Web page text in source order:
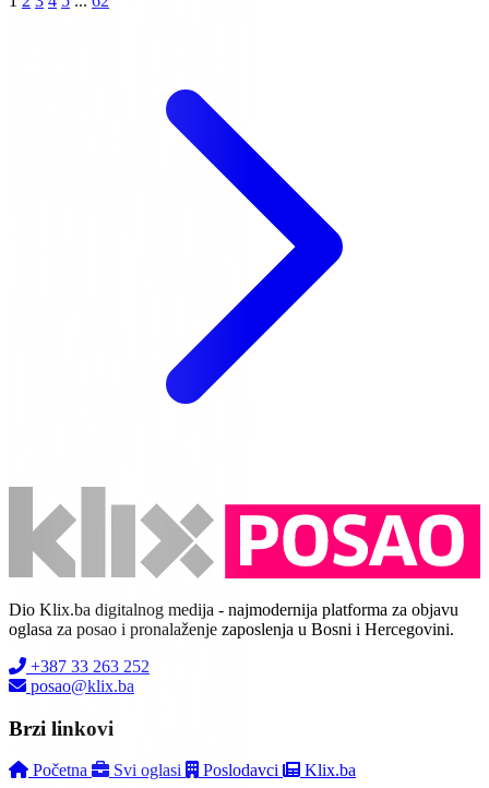
Dio Klix.ba digitalnog medija - najmodernija platforma za objavu
oglasa za posao i pronalaženje zaposlenja u Bosni i Hercegovini.
+387 33 263 252
posao@klix.ba
Brzi linkovi
Početna Svi oglasi Poslodavci Klix.ba